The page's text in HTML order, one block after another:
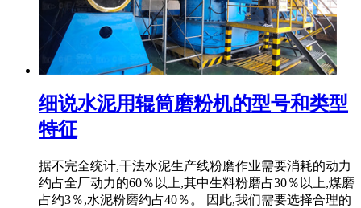
细说水泥用辊筒磨粉机的型号和类型
特征
据不完全统计,干法水泥生产线粉磨作业需要消耗的动力
约占全厂动力的60％以上,其中生料粉磨占30％以上,煤磨
占约3％,水泥粉磨约占40％。 因此,我们需要选择合理的